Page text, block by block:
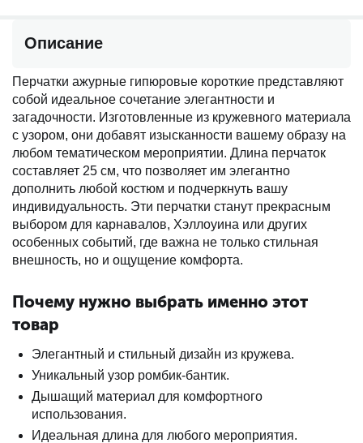
Описание
Перчатки ажурные гипюровые короткие представляют
собой идеальное сочетание элегантности и
загадочности. Изготовленные из кружевного материала
с узором, они добавят изысканности вашему образу на
любом тематическом мероприятии. Длина перчаток
составляет 25 см, что позволяет им элегантно
дополнить любой костюм и подчеркнуть вашу
индивидуальность. Эти перчатки станут прекрасным
выбором для карнавалов, Хэллоуина или других
особенных событий, где важна не только стильная
внешность, но и ощущение комфорта.
Почему нужно выбрать именно этот
товар
Элегантный и стильный дизайн из кружева.
Уникальный узор ромбик-бантик.
Дышащий материал для комфортного
использования.
Идеальная длина для любого мероприятия.